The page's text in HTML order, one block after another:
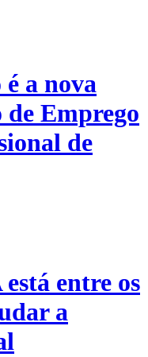
a nova
Emprego
de
entre os
a